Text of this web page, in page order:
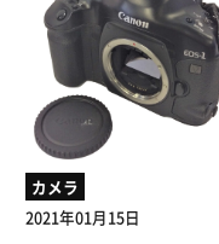
カメラ
2021年01月15日